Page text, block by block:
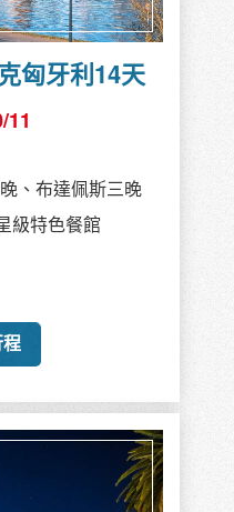
匈牙利14天
11
、布達佩斯三晚
級特色餐館